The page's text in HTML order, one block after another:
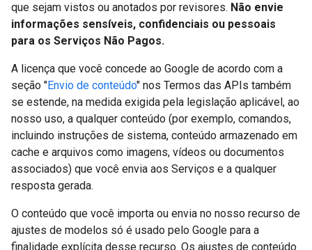
que sejam vistos ou anotados por revisores. Não envie
informações sensíveis, confidenciais ou pessoais
para os Serviços Não Pagos.
A licença que você concede ao Google de acordo com a
seção "Envio de conteúdo" nos Termos das APIs também
se estende, na medida exigida pela legislação aplicável, ao
nosso uso, a qualquer conteúdo (por exemplo, comandos,
incluindo instruções de sistema, conteúdo armazenado em
cache e arquivos como imagens, vídeos ou documentos
associados) que você envia aos Serviços e a qualquer
resposta gerada.
O conteúdo que você importa ou envia no nosso recurso de
ajustes de modelos só é usado pelo Google para a
finalidade explícita desse recurso. Os ajustes de conteúdo